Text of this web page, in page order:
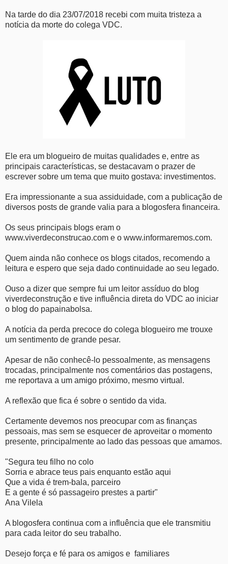
Na tarde do dia 23/07/2018 recebi com muita tristeza a
notícia da morte do colega VDC.
Ele era um blogueiro de muitas qualidades e, entre as
principais características, se destacavam o prazer de
escrever sobre um tema que muito gostava: investimentos.
Era impressionante a sua assiduidade, com a publicação de
diversos posts de grande valia para a blogosfera financeira.
Os seus principais blogs eram o
www.viverdeconstrucao.com e o www.informaremos.com.
Quem ainda não conhece os blogs citados, recomendo a
leitura e espero que seja dado continuidade ao seu legado.
Ouso a dizer que sempre fui um leitor assíduo do blog
viverdeconstrução e tive influência direta do VDC ao iniciar
o blog do papainabolsa.
A notícia da perda precoce do colega blogueiro me trouxe
um sentimento de grande pesar.
Apesar de não conhecê-lo pessoalmente, as mensagens
trocadas, principalmente nos comentários das postagens,
me reportava a um amigo próximo, mesmo virtual.
A reflexão que fica é sobre o sentido da vida.
Certamente devemos nos preocupar com as finanças
pessoais, mas sem se esquecer de aproveitar o momento
presente, principalmente ao lado das pessoas que amamos.
"Segura teu filho no colo
Sorria e abrace teus pais enquanto estão aqui
Que a vida é trem-bala, parceiro
E a gente é só passageiro prestes a partir"
Ana Vilela
A blogosfera continua com a influência que ele transmitiu
para cada leitor do seu trabalho.
Desejo força e fé para os amigos e familiares